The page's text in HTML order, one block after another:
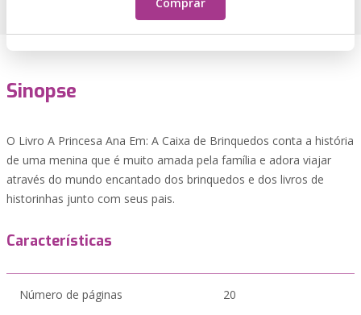
Sinopse
O Livro A Princesa Ana Em: A Caixa de Brinquedos conta a história
de uma menina que é muito amada pela família e adora viajar
através do mundo encantado dos brinquedos e dos livros de
historinhas junto com seus pais.
Características
Número de páginas 20